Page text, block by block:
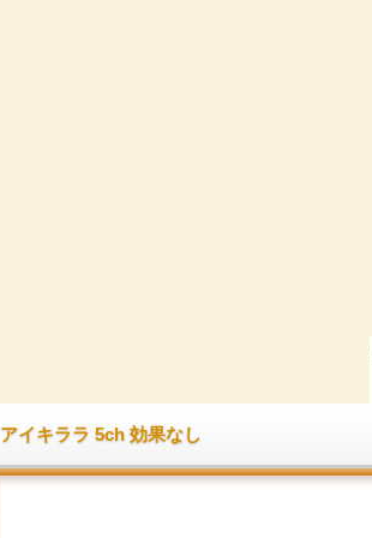
アイキララ 5ch 効果なし